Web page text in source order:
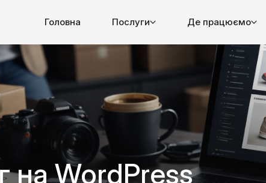
Головна Послуги Де працюємо
на WordPress